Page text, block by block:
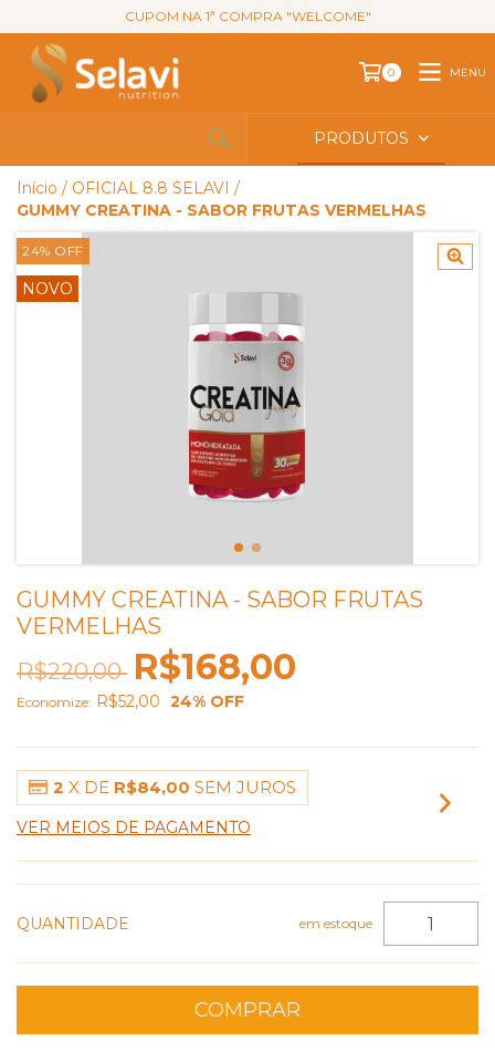
CUPOM NA 1ª COMPRA "WELCOME"
0 MENU
PRODUTOS
Início / OFICIAL 8.8 SELAVI /
GUMMY CREATINA - SABOR FRUTAS VERMELHAS
24% OFF
NOVO
GUMMY CREATINA - SABOR FRUTAS
VERMELHAS
R$220,00 R$168,00
Economize: R$52,00 24% OFF
2 X DE R$84,00 SEM JUROS
VER MEIOS DE PAGAMENTO
QUANTIDADE em estoque